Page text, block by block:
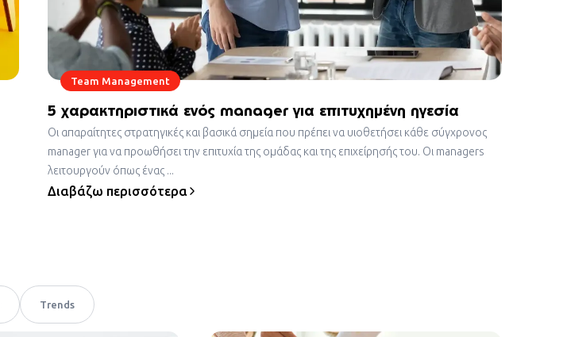
Team Management
5 χαρακτηριστικά ενός manager για επιτυχημένη ηγεσία
Οι απαραίτητες στρατηγικές και βασικά σημεία που πρέπει να υιοθετήσει κάθε σύγχρονος
manager για να προωθήσει την επιτυχία της ομάδας και της επιχείρησής του. Οι managers
λειτουργούν όπως ένας ...
Διαβάζω περισσότερα
Trends